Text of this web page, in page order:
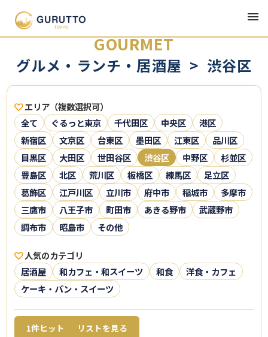
GOURMET
グルメ・ランチ・居酒屋 > 渋谷区
エリア（複数選択可）
全て
ぐるっと東京 千代田区 中央区
港区
新宿区
文京区 台東区 墨田区 江東区
品川区
目黒区
大田区 世田谷区 渋谷区 中野区
杉並区
豊島区
北区 荒川区 板橋区 練馬区
足立区
葛飾区
江戸川区 立川市 府中市 稲城市
多摩市
三鷹市
八王子市 町田市 あきる野市
武蔵野市
調布市
昭島市 その他
人気のカテゴリ
居酒屋
和カフェ・和スイーツ 和食
洋食・カフェ
ケーキ・パン・スイーツ
1件ヒット リストを見る